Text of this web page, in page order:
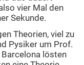
vier Mal den
Sekunde.
Theorien, viel zu
Pysiker um Prof.
Barcelona lösten